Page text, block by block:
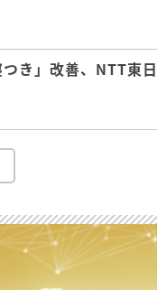
き」改善、NTT東